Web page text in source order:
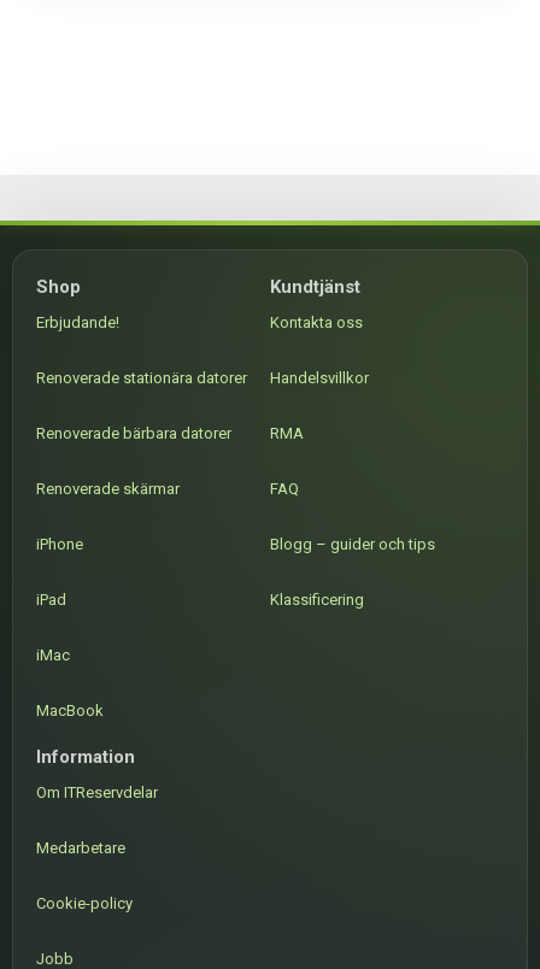
Shop
Erbjudande!
Renoverade stationära datorer
Renoverade bärbara datorer
Renoverade skärmar
iPhone
iPad
iMac
MacBook
Kundtjänst
Kontakta oss
Handelsvillkor
RMA
FAQ
Blogg – guider och tips
Klassificering
Information
Om ITReservdelar
Medarbetare
Cookie-policy
Jobb